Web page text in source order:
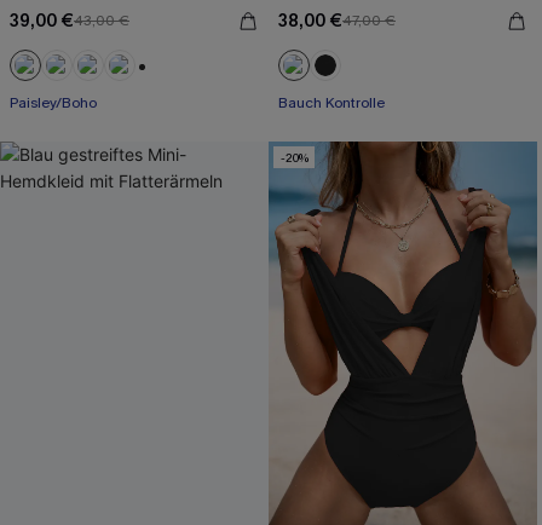
39,00 €43,00 €
Paisley/Boho
38,00 €47,00 €
Bauch Kontrolle
-20%